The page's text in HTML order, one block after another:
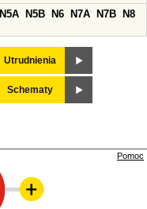
N5A N5B N6 N7A N7B
N8
Utrudnienia
Schematy
Pomoc